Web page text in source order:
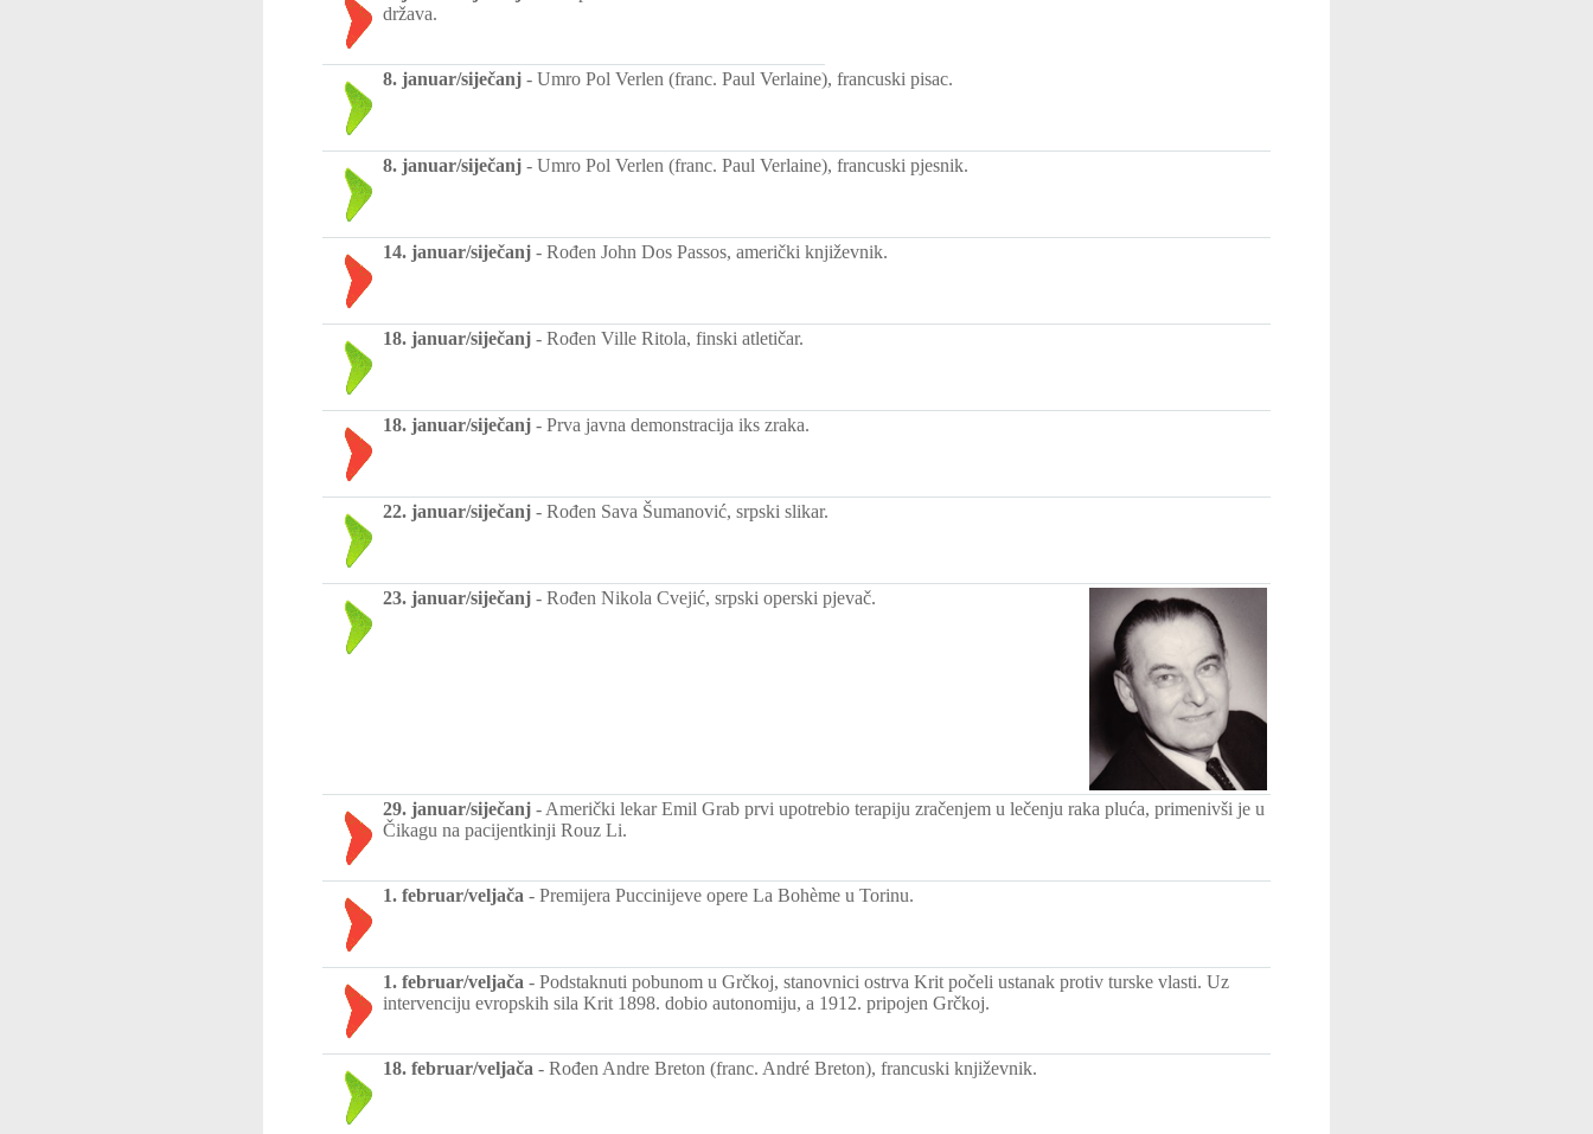
država.
8. januar/siječanj - Umro Pol Verlen (franc. Paul Verlaine), francuski pisac.
8. januar/siječanj - Umro Pol Verlen (franc. Paul Verlaine), francuski pjesnik.
14. januar/siječanj - Rođen John Dos Passos, američki književnik.
18. januar/siječanj - Rođen Ville Ritola, finski atletičar.
18. januar/siječanj - Prva javna demonstracija iks zraka.
22. januar/siječanj - Rođen Sava Šumanović, srpski slikar.
23. januar/siječanj - Rođen Nikola Cvejić, srpski operski pjevač.
29. januar/siječanj - Američki lekar Emil Grab prvi upotrebio terapiju zračenjem u lečenju raka pluća, primenivši je u
Čikagu na pacijentkinji Rouz Li.
1. februar/veljača - Premijera Puccinijeve opere La Bohème u Torinu.
1. februar/veljača - Podstaknuti pobunom u Grčkoj, stanovnici ostrva Krit počeli ustanak protiv turske vlasti. Uz
intervenciju evropskih sila Krit 1898. dobio autonomiju, a 1912. pripojen Grčkoj.
18. februar/veljača - Rođen Andre Breton (franc. André Breton), francuski književnik.